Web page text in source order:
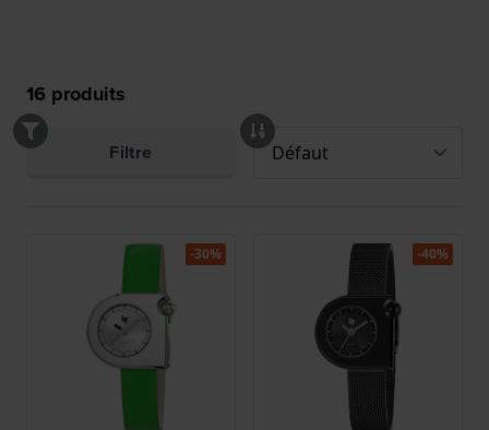
16 produits
Filtre
-30% -40%